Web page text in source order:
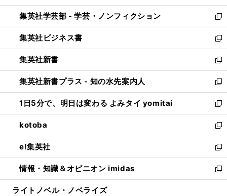
開
く
ウ
で
開
く
ン
ド
ウ
で
開
く
ウ
ィ
ン
ド
ウ
で
開
く
集英社学芸部 - 学芸・ノンフィクション
新
し
い
ウ
ィ
ン
ド
ウ
で
開
く
集英社ビジネス書
新
し
い
ウ
ィ
ン
ド
ウ
で
開
く
集英社新書
新
し
い
ウ
ィ
ン
ド
ウ
で
開
く
集英社新書プラス - 知の水先案内人
新
し
い
ウ
ィ
ン
ド
ウ
で
開
1日5分で、明日は変わる よみタイ yomitai
新
し
い
ウ
ィ
ン
ド
ウ
kotoba
新
し
い
ウ
ィ
ン
e!集英社
新
し
い
ウ
情報・知識＆オピニオン imidas
新
し
ライトノベル・ノベライズ